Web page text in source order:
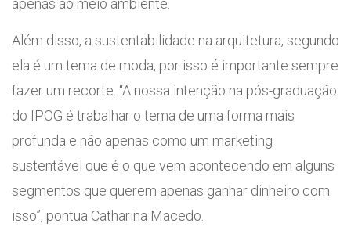
apenas ao meio ambiente.
Além disso, a sustentabilidade na arquitetura, segundo
ela é um tema de moda, por isso é importante sempre
fazer um recorte. “A nossa intenção na pós-graduação
do IPOG é trabalhar o tema de uma forma mais
profunda e não apenas como um marketing
sustentável que é o que vem acontecendo em alguns
segmentos que querem apenas ganhar dinheiro com
isso”, pontua Catharina Macedo.